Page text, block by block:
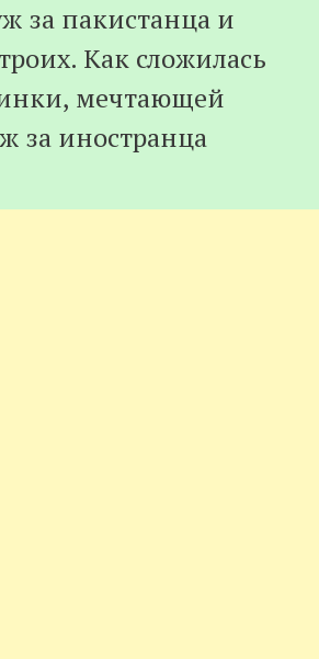
за пакистанца и
Как сложилась
мечтающей
за иностранца